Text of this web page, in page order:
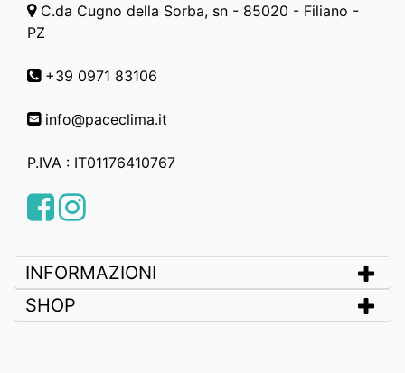
C.da Cugno della Sorba, sn - 85020 - Filiano -
PZ
+39 0971 83106
info@paceclima.it
P.IVA : IT01176410767
Facebook
Instagram
INFORMAZIONI
SHOP